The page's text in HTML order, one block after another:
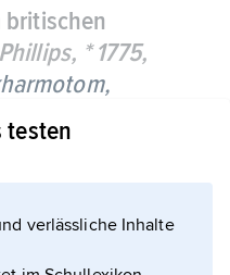
britischen
* 1775,
gelbliches oder
testen
verlässliche Inhalte